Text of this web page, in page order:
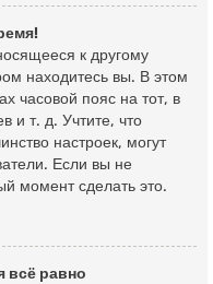
к другому
находитесь вы. В этом
часовой пояс на тот, в
и т. д. Учтите, что
настроек, могут
Если вы не
момент сделать это.
всё равно